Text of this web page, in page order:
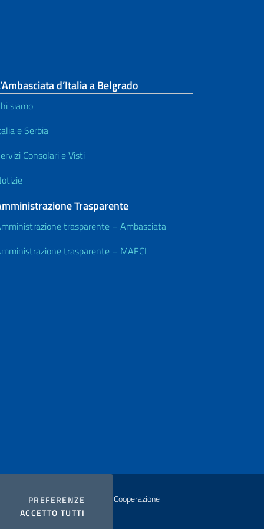
PREFERENZE COOKIES
ACCETTO TUTTI
d’Italia a Belgrado
siamo
e Serbia
Consolari e Visti
Trasparente
trasparente – Ambasciata
trasparente – MAECI
degli Affari Esteri e della Cooperazione